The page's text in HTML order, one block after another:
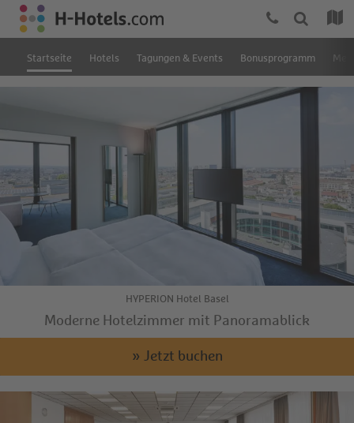
Startseite Hotels Tagungen & Events Bonusprogramm
HYPERION Hotel Basel
Moderne Hotelzimmer mit Panoramablick
» Jetzt buchen